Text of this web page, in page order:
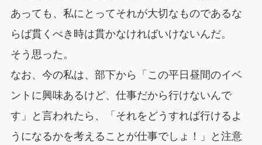
あっても、私にとってそれが大切なものであるな
らば貫くべき時は貫かなければいけないんだ。
そう思った。
なお、今の私は、部下から「この平日昼間のイベ
ントに興味あるけど、仕事だから行けないんで
す」と言われたら、「それをどうすれば行けるよ
うになるかを考えることが仕事でしょ！」と注意